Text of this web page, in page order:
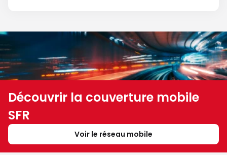
Découvrir la couverture mobile
SFR
Voir le réseau mobile